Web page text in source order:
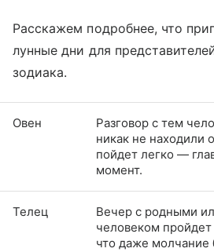
Расскажем подробнее, что
лунные дни для
зодиака.
Овен
Разговор с тем
никак не находили
пойдет легко —
момент.
Телец
Вечер с родными
человеком
что даже молчание